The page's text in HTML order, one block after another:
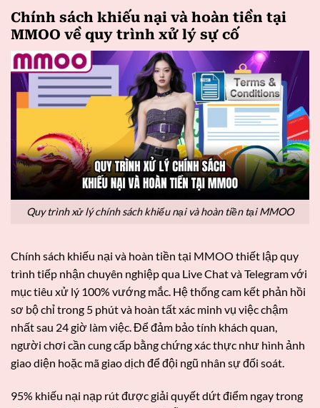
Chính sách khiếu nại và hoàn tiền tại
MMOO về quy trình xử lý sự cố
Quy trình xử lý chính sách khiếu nại và hoàn tiền tại MMOO
Chính sách khiếu nại và hoàn tiền tại MMOO thiết lập quy
trình tiếp nhận chuyên nghiệp qua Live Chat và Telegram với
mục tiêu xử lý 100% vướng mắc. Hệ thống cam kết phản hồi
sơ bộ chỉ trong 5 phút và hoàn tất xác minh vụ việc chậm
nhất sau 24 giờ làm việc. Để đảm bảo tính khách quan,
người chơi cần cung cấp bằng chứng xác thực như hình ảnh
giao diện hoặc mã giao dịch để đội ngũ nhân sự đối soát.
95% khiếu nại nạp rút được giải quyết dứt điểm ngay trong